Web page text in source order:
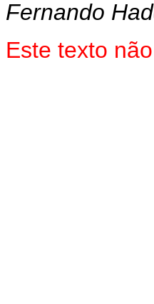
Fernando
Este texto